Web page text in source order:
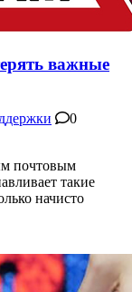
важные
0
почтовым
такие
начисто